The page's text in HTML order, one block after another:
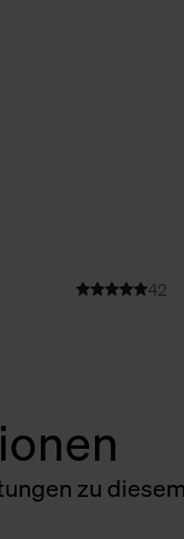
42
zu